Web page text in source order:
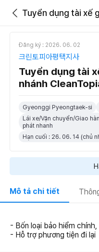
Đăng ký : 2026. 06. 02
크린토피아평택지사
Tuyển dụng tài
nhánh
Gyeonggi Pyeongtaek-si
Lái xe/Vận chuyển/Giao
phát nhanh
Hạn cuối : 26. 06. 14 (chủ
Mô tả chi tiết
- Bốn loại bảo hiểm
- Hỗ trợ phương tiện đi lại